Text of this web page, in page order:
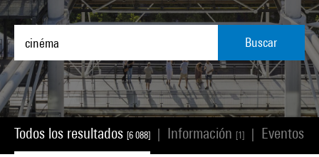
Buscar
Todos los resultados [6 088] Información [1] Eventos